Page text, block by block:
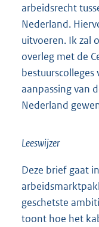
arbeidsrecht
Nederland.
uitvoeren. Ik zal
overleg met de
aanpassing van
Nederland
Leeswijzer
Deze brief gaat
geschetste
toont hoe het